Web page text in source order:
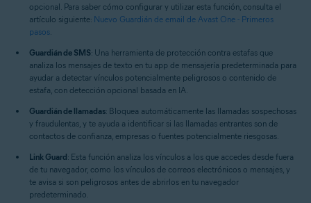
opcional. Para saber cómo configurar y utilizar esta función, consulta el
artículo siguiente: Nuevo Guardián de email de Avast One - Primeros
pasos.
Guardián de SMS: Una herramienta de protección contra estafas que
analiza los mensajes de texto en tu app de mensajería predeterminada para
ayudar a detectar vínculos potencialmente peligrosos o contenido de
estafa, con detección opcional basada en IA.
Guardián de llamadas: Bloquea automáticamente las llamadas sospechosas
y fraudulentas, y te ayuda a identificar si las llamadas entrantes son de
contactos de confianza, empresas o fuentes potencialmente riesgosas.
Link Guard: Esta función analiza los vínculos a los que accedes desde fuera
de tu navegador, como los vínculos de correos electrónicos o mensajes, y
te avisa si son peligrosos antes de abrirlos en tu navegador
predeterminado.